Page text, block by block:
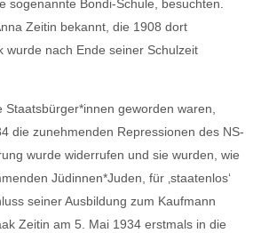
sogenannte Bondi-Schule, besuchten.
Zeitin bekannt, die 1908 dort
wurde nach Ende seiner Schulzeit
Staatsbürger*innen geworden waren,
die zunehmenden Repressionen des NS-
wurde widerrufen und sie wurden, wie
Jüdinnen*Juden, für ‚staatenlos‘
seiner Ausbildung zum Kaufmann
Zeitin am 5. Mai 1934 erstmals in die